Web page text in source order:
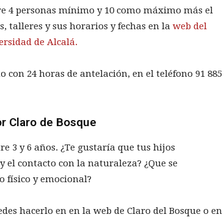
4 personas mínimo y 10 como máximo más el
talleres y sus horarios y fechas en la web del
de Alcalá.
24 horas de antelación, en el teléfono 91 885
Claro de Bosque
3 y 6 años. ¿Te gustaría que tus hijos
contacto con la naturaleza? ¿Que se
físico y emocional?
hacerlo en en la web de Claro del Bosque o en